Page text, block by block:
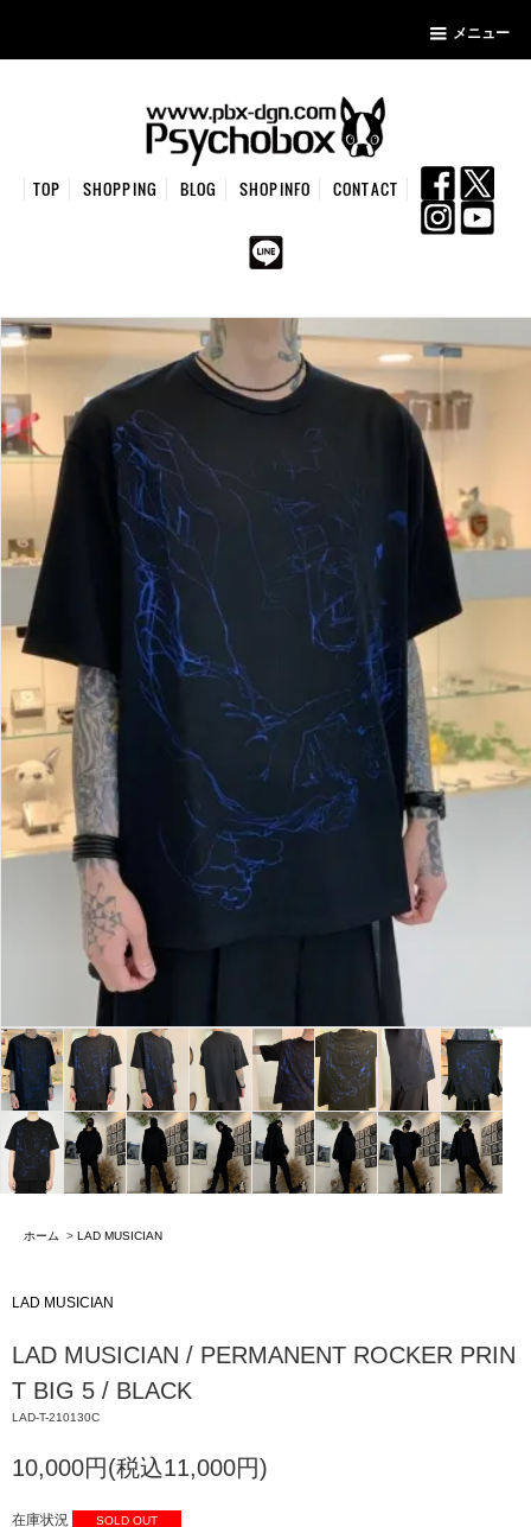
メニュー
TOP SHOPPING BLOG SHOPINFO CONTACT
ホーム > LAD MUSICIAN
LAD MUSICIAN
LAD MUSICIAN / PERMANENT ROCKER PRIN
T BIG 5 / BLACK
LAD-T-210130C
10,000円(税込11,000円)
在庫状況 SOLD OUT